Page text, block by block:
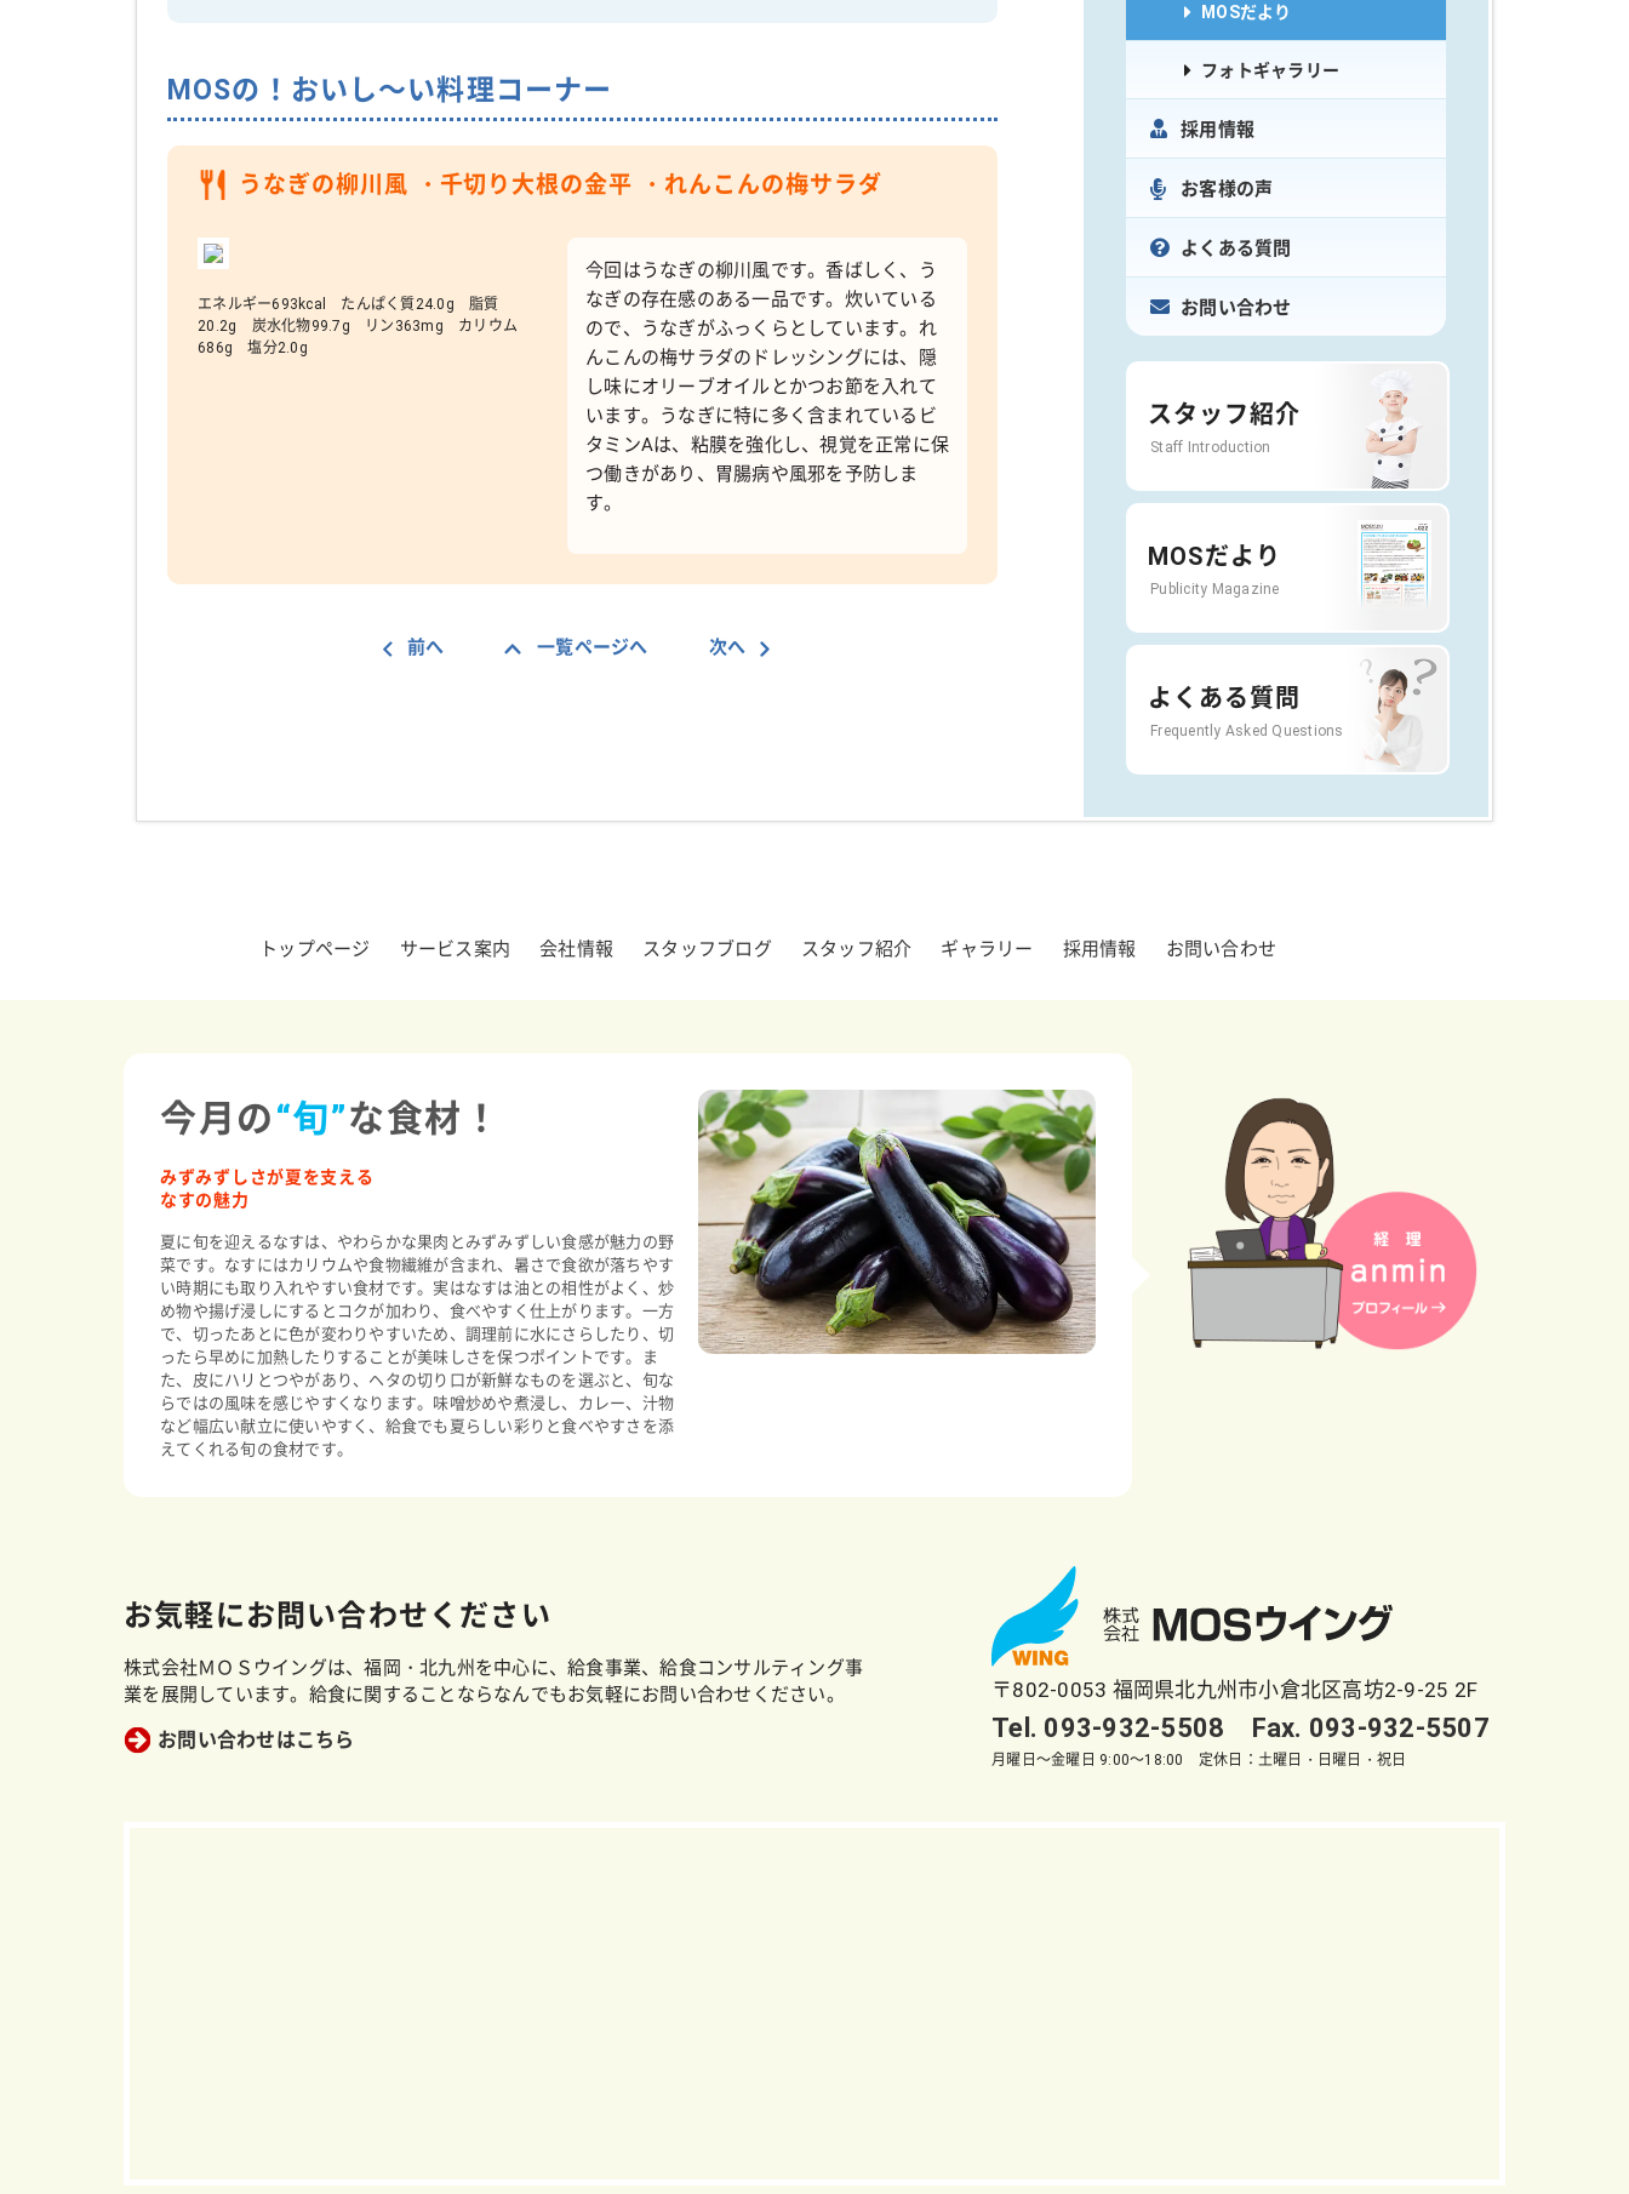
MOSの！おいし～い料理コーナー
うなぎの柳川風 ・千切り大根の金平 ・れんこんの梅サラダ
今回はうなぎの柳川風です。香ばしく、う
なぎの存在感のある一品です。炊いている
ので、うなぎがふっくらとしています。れ
んこんの梅サラダのドレッシングには、隠
し味にオリーブオイルとかつお節を入れて
います。うなぎに特に多く含まれているビ
タミンAは、粘膜を強化し、視覚を正常に保
つ働きがあり、胃腸病や風邪を予防しま
す。
エネルギー693kcal たんぱく質24.0g 脂質
20.2g 炭水化物99.7g リン363mg カリウム
686g 塩分2.0g
前へ 一覧ページへ 次へ
MOSだより
フォトギャラリー
採用情報
お客様の声
よくある質問
お問い合わせ
スタッフ紹介
Staff Introduction
MOSだより
Publicity Magazine
よくある質問
Frequently Asked Questions
トップページ サービス案内 会社情報 スタッフブログ スタッフ紹介 ギャラリー 採用情報 お問い合わせ
今月の“旬”な食材！
みずみずしさが夏を支える
なすの魅力
夏に旬を迎えるなすは、やわらかな果肉とみずみずしい食感が魅力の野
菜です。なすにはカリウムや食物繊維が含まれ、暑さで食欲が落ちやす
い時期にも取り入れやすい食材です。実はなすは油との相性がよく、炒
め物や揚げ浸しにするとコクが加わり、食べやすく仕上がります。一方
で、切ったあとに色が変わりやすいため、調理前に水にさらしたり、切
ったら早めに加熱したりすることが美味しさを保つポイントです。ま
た、皮にハリとつやがあり、ヘタの切り口が新鮮なものを選ぶと、旬な
らではの風味を感じやすくなります。味噌炒めや煮浸し、カレー、汁物
など幅広い献立に使いやすく、給食でも夏らしい彩りと食べやすさを添
えてくれる旬の食材です。
お気軽にお問い合わせください
株式会社ＭＯＳウイングは、福岡・北九州を中心に、給食事業、給食コンサルティング事
業を展開しています。給食に関することならなんでもお気軽にお問い合わせください。
お問い合わせはこちら
〒802-0053 福岡県北九州市小倉北区高坊2-9-25 2F
Tel. 093-932-5508 Fax. 093-932-5507
月曜日～金曜日 9:00～18:00 定休日：土曜日・日曜日・祝日